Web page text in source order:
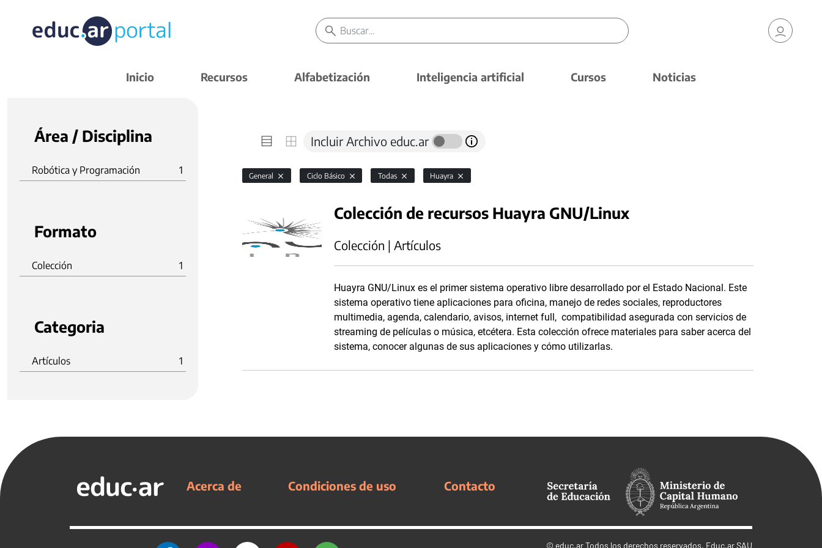
Inicio Recursos Alfabetización Inteligencia artificial Cursos Noticias
Área / Disciplina
Robótica y Programación 1
Formato
Colección 1
Categoria
Artículos 1
Incluir Archivo educ.ar
General Ciclo Básico Todas Huayra
Colección de recursos Huayra GNU/Linux
Colección | Artículos
Huayra GNU/Linux es el primer sistema operativo libre desarrollado por el Estado Nacional. Este
sistema operativo tiene aplicaciones para oficina, manejo de redes sociales, reproductores
multimedia, agenda, calendario, avisos, internet full, compatibilidad asegurada con servicios de
streaming de películas o música, etcétera. Esta colección ofrece materiales para saber acerca del
sistema, conocer algunas de sus aplicaciones y cómo utilizarlas.
Acerca de Condiciones de uso Contacto
© educ.arTodos los derechos reservados. Educ.ar SAU